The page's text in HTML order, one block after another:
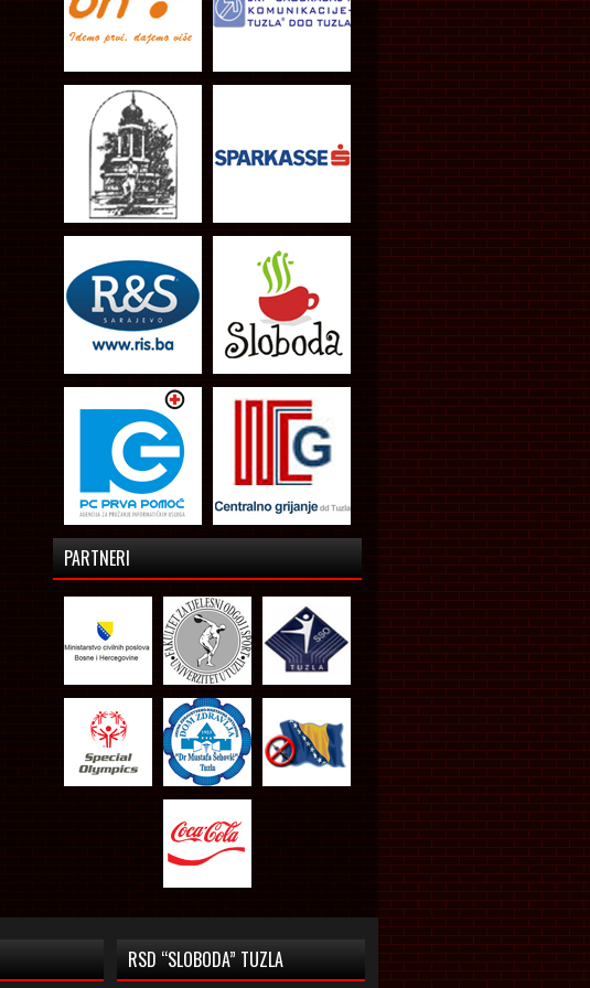
PARTNERI
RSD “SLOBODA” TUZLA